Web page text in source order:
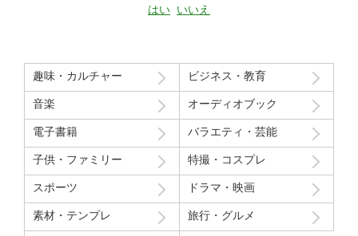
価格の安い順
価格の高い順
月間ランキング
年間ランキング
はい いいえ
趣味・カルチャー ビジネス・教育
音楽 オーディオブック
電子書籍 バラエティ・芸能
子供・ファミリー 特撮・コスプレ
スポーツ ドラマ・映画
素材・テンプレ 旅行・グルメ